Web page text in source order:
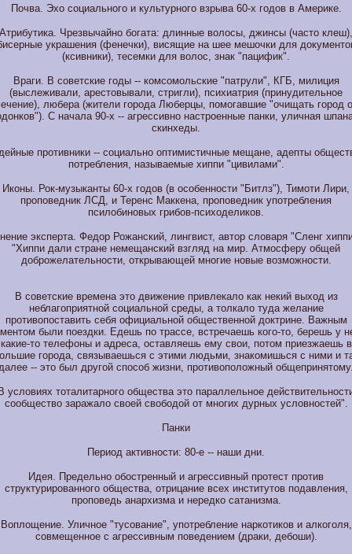
Почва. Эхо социального и культурного взрыва 60-х годов в Америке.
Атрибутика. Чрезвычайно богата: длинные волосы, джинсы (часто клеш),
украшения (фенечки), висящие на шее мешочки для
(ксивники), тесемки для волос, знак "пацифик".
Враги. В советские годы -- комсомольские "патрули", КГБ, милиция
(выслеживали, арестовывали, стригли), психиатрия (принудительное
любера (жители города Люберцы, помогавшие "очищать город
С начала 90-х -- агрессивно настроенные панки, уличная
скинхеды.
противники -- социально оптимистичные мещане, адепты
потребления, называемые хиппи "цивилами".
Иконы. Рок-музыканты 60-х годов (в особенности "Битлз"), Тимоти Лири,
проповедник ЛСД, и Теренс Маккена, проповедник употребления
псилобиновых грибов-психоделиков.
эксперта. Федор Рожанский, лингвист, автор словаря "Сленг
"Хиппи дали стране немещанский взгляд на мир. Атмосферу общей
доброжелательности, открывающей многие новые возможности.
В советские времена это движение привлекало как некий выход из
неблагоприятной социальной среды, а толкало туда желание
противопоставить себя официальной общественной доктрине. Важным
были поездки. Едешь по трассе, встречаешь кого-то, берешь у
какие-то телефоны и адреса, оставляешь ему свои, потом приезжаешь в
города, связываешься с этими людьми, знакомишься с ними и
-- это был другой способ жизни, противоположный общепринятому.
В условиях тоталитарного общества это параллельное
сообщество заражало своей свободой от многих дурных условностей".
Панки
Период активности: 80-е -- наши дни.
Идея. Предельно обостренный и агрессивный протест против
структурированного общества, отрицание всех институтов подавления,
проповедь анархизма и нередко сатанизма.
Воплощение. Уличное "тусование", употребление наркотиков и алкоголя,
совмещенное с агрессивным поведением (драки, дебоши).